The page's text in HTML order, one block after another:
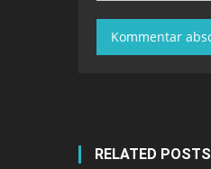
RELATED POSTS